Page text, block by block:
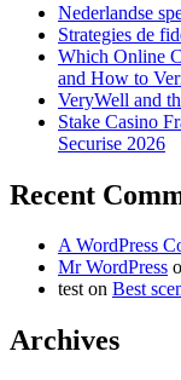
Nederlandse
Strategies de
Which Online
and How to
VeryWell and
Stake Casino
Securise 2026
Recent
A WordPress
Mr WordPress
teston Best
Archives